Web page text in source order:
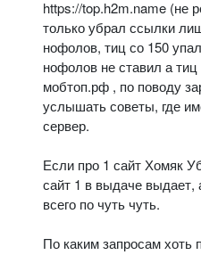
https://top.h2m.name (не
только убрал ссылки
нофолов, тиц со 150
нофолов не ставил а
мобтоп.рф , по поводу
услышать советы, где
сервер.
Если про 1 сайт Хомяк
сайт 1 в выдаче выдает,
всего по чуть чуть.
По каким запросам хоть